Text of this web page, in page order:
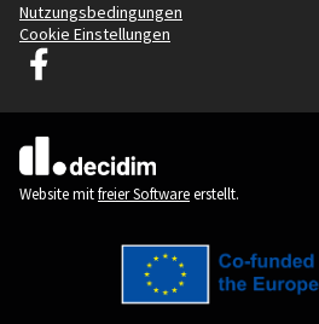
Nutzungsbedingungen
Cookie Einstellungen
Decidim Ljubljana auf Facebook
(Externer Link)
Website mitfreier Softwareerstellt.